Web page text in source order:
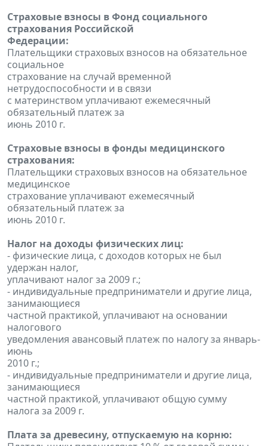
Страховые взносы в Фонд социального
страхования Российской
Федерации:
Плательщики страховых взносов на обязательное
социальное
страхование на случай временной
нетрудоспособности и в связи
с материнством уплачивают ежемесячный
обязательный платеж за
июнь 2010 г.
Страховые взносы в фонды медицинского
страхования:
Плательщики страховых взносов на обязательное
медицинское
страхование уплачивают ежемесячный
обязательный платеж за
июнь 2010 г.
Налог на доходы физических лиц:
- физические лица, с доходов которых не был
удержан налог,
уплачивают налог за 2009 г.;
- индивидуальные предприниматели и другие лица,
занимающиеся
частной практикой, уплачивают на основании
налогового
уведомления авансовый платеж по налогу за январь-
июнь
2010 г.;
- индивидуальные предприниматели и другие лица,
занимающиеся
частной практикой, уплачивают общую сумму
налога за 2009 г.
Плата за древесину, отпускаемую на корню: